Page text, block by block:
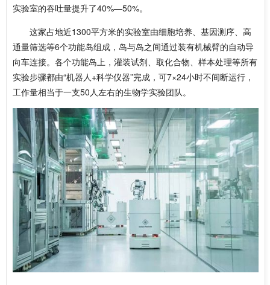
实验室的吞吐量提升了40%—50%。
这家占地近1300平方米的实验室由细胞培养、基因测序、高
通量筛选等6个功能岛组成，岛与岛之间通过装有机械臂的自动导
向车连接。各个功能岛上，灌装试剂、取化合物、样本处理等所有
实验步骤都由“机器人+科学仪器”完成，可7×24小时不间断运行，
工作量相当于一支50人左右的生物学实验团队。